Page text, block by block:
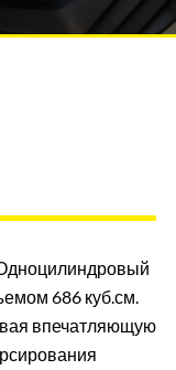
686 куб.см.
впечатляющую